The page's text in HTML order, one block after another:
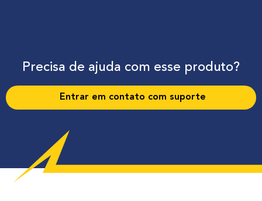
Precisa de ajuda com esse produto?
Entrar em contato com suporte